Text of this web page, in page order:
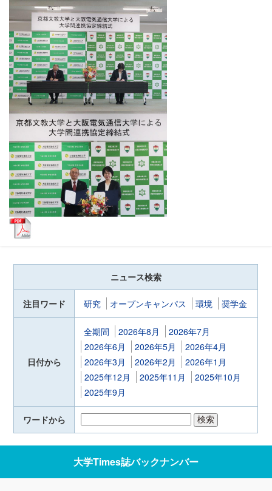
ニュース検索
注目ワード 研究 オープンキャンパス 環境 奨学金
日付から
全期間 2026年8月
2026年7月
2026年6月
2026年5月
2026年4月
2026年3月
2026年2月
2026年1月
2025年12月
2025年11月
2025年10月
2025年9月
ワードから
大学Times誌バックナンバー